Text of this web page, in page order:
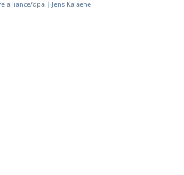
alliance/dpa | Jens Kalaene